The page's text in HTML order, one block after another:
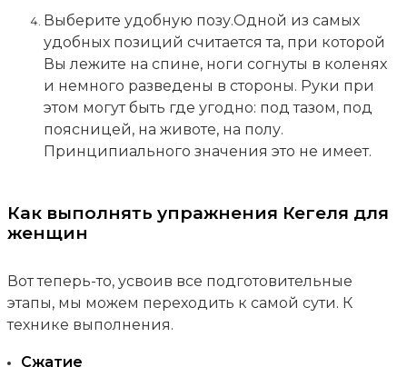
Выберите удобную позу.Одной из самых
удобных позиций считается та, при которой
Вы лежите на спине, ноги согнуты в коленях
и немного разведены в стороны. Руки при
этом могут быть где угодно: под тазом, под
поясницей, на животе, на полу.
Принципиального значения это не имеет.
Как выполнять упражнения Кегеля для
женщин
Вот теперь-то, усвоив все подготовительные
этапы, мы можем переходить к самой сути. К
технике выполнения.
Сжатие